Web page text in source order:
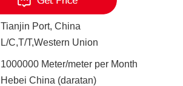
Tianjin Port, China
L/C,T/T,Western Union
1000000 Meter/meter per Month
Hebei China (daratan)